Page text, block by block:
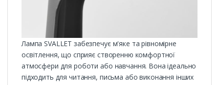
Лампа SVALLET забезпечує м'яке та рівномірне
освітлення, що сприяє створенню комфортної
атмосфери для роботи або навчання. Вона ідеально
підходить для читання, письма або виконання інших